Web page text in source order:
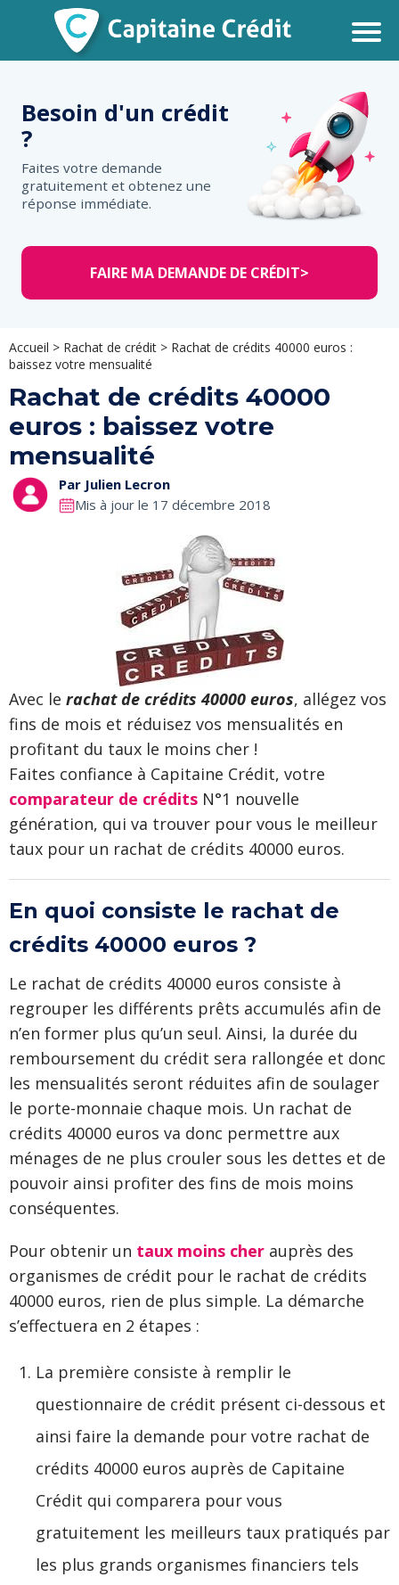
Besoin d'un crédit
?
Faites votre demande
gratuitement et obtenez une
réponse immédiate.
FAIRE MA DEMANDE DE CRÉDIT>
Accueil > Rachat de crédit > Rachat de crédits 40000 euros :
baissez votre mensualité
Rachat de crédits 40000
euros : baissez votre
mensualité
Par Julien Lecron
Mis à jour le 17 décembre 2018
Avec le rachat de crédits 40000 euros, allégez vos
fins de mois et réduisez vos mensualités en
profitant du taux le moins cher !
Faites confiance à Capitaine Crédit, votre
comparateur de crédits N°1 nouvelle
génération, qui va trouver pour vous le meilleur
taux pour un rachat de crédits 40000 euros.
En quoi consiste le rachat de
crédits 40000 euros ?
Le rachat de crédits 40000 euros consiste à
regrouper les différents prêts accumulés afin de
n’en former plus qu’un seul. Ainsi, la durée du
remboursement du crédit sera rallongée et donc
les mensualités seront réduites afin de soulager
le porte-monnaie chaque mois. Un rachat de
crédits 40000 euros va donc permettre aux
ménages de ne plus crouler sous les dettes et de
pouvoir ainsi profiter des fins de mois moins
conséquentes.
Pour obtenir un taux moins cher auprès des
organismes de crédit pour le rachat de crédits
40000 euros, rien de plus simple. La démarche
s’effectuera en 2 étapes :
La première consiste à remplir le
questionnaire de crédit présent ci-dessous et
ainsi faire la demande pour votre rachat de
crédits 40000 euros auprès de Capitaine
Crédit qui comparera pour vous
gratuitement les meilleurs taux pratiqués par
les plus grands organismes financiers tels